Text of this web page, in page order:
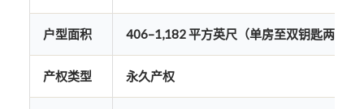
户型面积 406–1,182 平方英尺（单房至双钥匙两房）
产权类型 永久产权